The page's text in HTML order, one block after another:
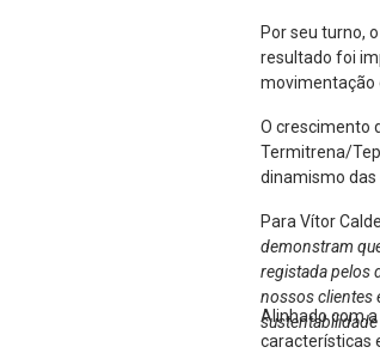
Por seu turno,
resultado foi
movimentação
O crescimento
Termitrena/
dinamismo
Para Vítor
demonstram
registada pelos
nossos clientes
Alinhado com
características